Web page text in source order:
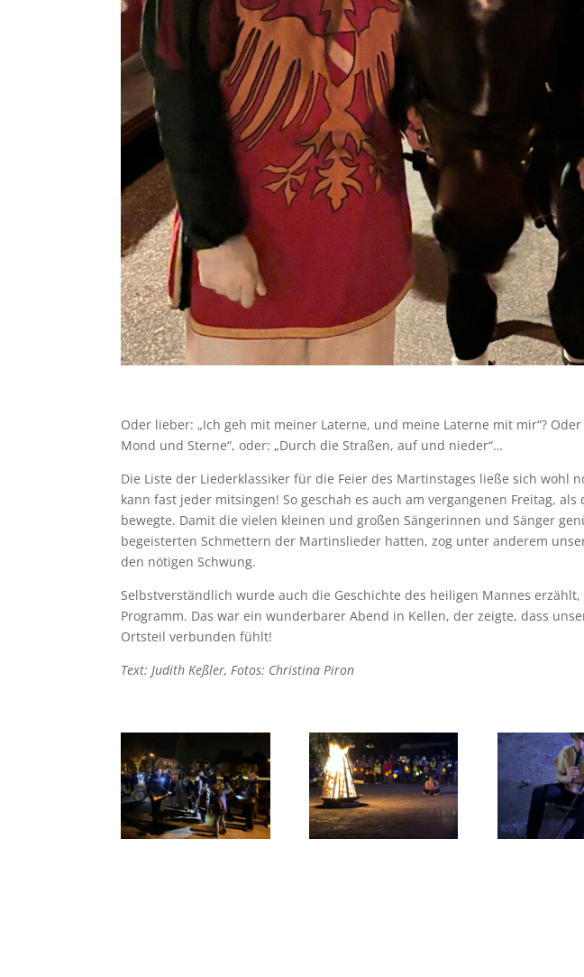
Oder lieber: „Ich geh mit meiner Laterne, und meine Laterne mit mir“?
Mond und Sterne“, oder: „Durch die Straßen, auf und nieder“…
Die Liste der Liederklassiker für die Feier des Martinstages ließe sich wohl
kann fast jeder mitsingen! So geschah es auch am vergangenen Freitag,
bewegte. Damit die vielen kleinen und großen Sängerinnen und Sänger
begeisterten Schmettern der Martinslieder hatten, zog unter anderem
den nötigen Schwung.
Selbstverständlich wurde auch die Geschichte des heiligen Mannes
Programm. Das war ein wunderbarer Abend in Kellen, der zeigte, dass
Ortsteil verbunden fühlt!
Text: Judith Keßler, Fotos: Christina Piron